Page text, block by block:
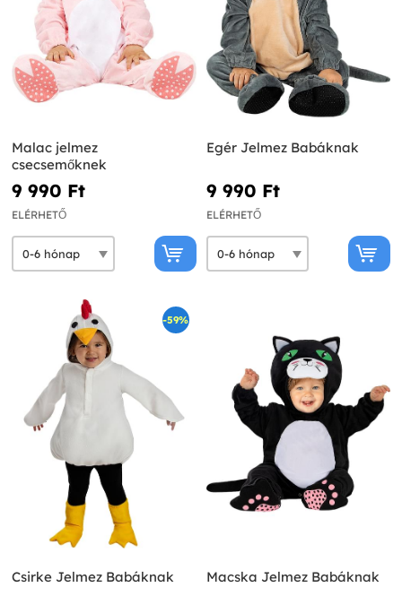
Malac jelmez
csecsemőknek
9 990 Ft‎
ELÉRHETŐ
Egér Jelmez Babáknak
9 990 Ft‎
ELÉRHETŐ
-59%
Csirke Jelmez Babáknak Macska Jelmez Babáknak